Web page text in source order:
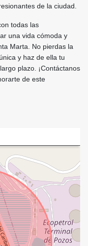
de la ciudad.
todas las
una vida cómoda y
Marta. No pierdas la
y haz de ella tu
plazo. ¡Contáctanos
de este